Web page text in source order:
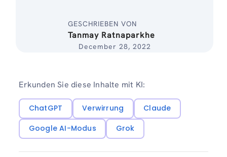
GESCHRIEBEN VON
Tanmay Ratnaparkhe
December 28, 2022
Erkunden Sie diese Inhalte mit KI:
ChatGPT Verwirrung
Claude
Google AI-Modus
Grok